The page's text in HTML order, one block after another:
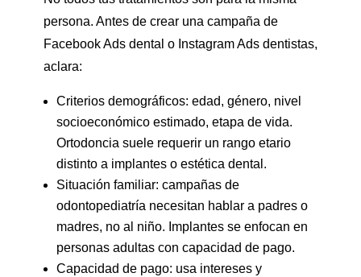
persona. Antes de crear una campaña de
Facebook Ads dental o Instagram Ads dentistas,
aclara:
Criterios demográficos: edad, género, nivel
socioeconómico estimado, etapa de vida.
Ortodoncia suele requerir un rango etario
distinto a implantes o estética dental.
Situación familiar: campañas de
odontopediatría necesitan hablar a padres o
madres, no al niño. Implantes se enfocan en
personas adultas con capacidad de pago.
Capacidad de pago: usa intereses y